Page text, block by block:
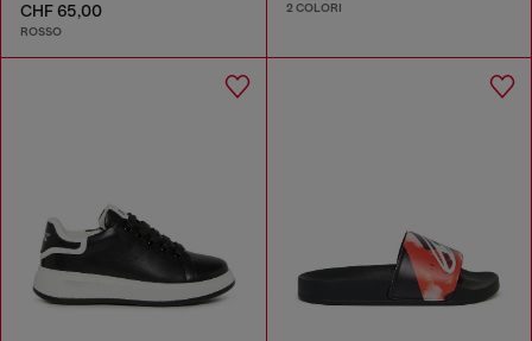
CHF 65,00
ROSSO
2 COLORI